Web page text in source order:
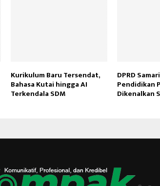
Kurikulum Baru Tersendat,
Bahasa Kutai hingga AI
Terkendala SDM
DPRD
Pendidikan
Dikenalkan